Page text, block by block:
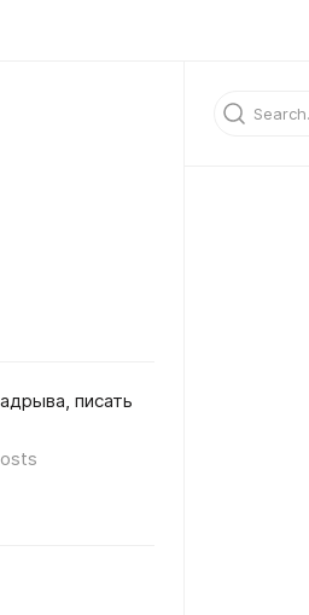
писать